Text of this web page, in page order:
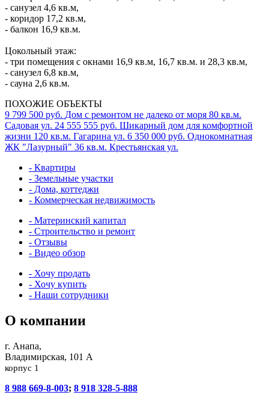
- санузел 4,6 кв.м,
- коридор 17,2 кв.м,
- балкон 16,9 кв.м.
Цокольный этаж:
- три помещения с окнами 16,9 кв.м, 16,7 кв.м. и 28,3 кв.м,
- санузел 6,8 кв.м,
- сауна 2,6 кв.м.
ПОХОЖИЕ ОБЪЕКТЫ
9 799 500 руб. Дом с ремонтом не далеко от моря 80 кв.м.
Садовая ул. 24 555 555 руб. Шикарный дом для комфортной
жизни 120 кв.м. Гагарина ул. 6 350 000 руб. Однокомнатная
ЖК "Лазурный" 36 кв.м. Крестьянская ул.
- Квартиры
- Земельные участки
- Дома, коттеджи
- Коммерческая недвижимость
- Материнский капитал
- Строительство и ремонт
- Отзывы
- Видео обзор
- Хочу продать
- Хочу купить
- Наши сотрудники
О компании
г. Анапа,
Владимирская, 101 А
корпус 1
8 988 669-8-003; 8 918 328-5-888